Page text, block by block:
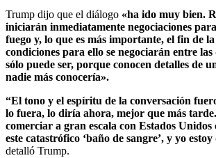
Trump dijo que el diálogo «ha ido muy bien.
iniciarán inmediatamente negociaciones
fuego y, lo que es más importante, el fin de
condiciones para ello se negociarán entre las
sólo puede ser, porque conocen detalles de
nadie más conocería».
“El tono y el espíritu de la conversación
lo fuera, lo diría ahora, mejor que más
comerciar a gran escala con Estados
este catastrófico ‘baño de sangre’, y yo
detalló Trump.